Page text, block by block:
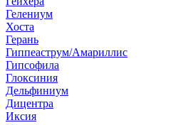
Гелениум
Хоста
Герань
Гиппеаструм/Амариллис
Гипсофила
Глоксиния
Дельфиниум
Дицентра
Иксия